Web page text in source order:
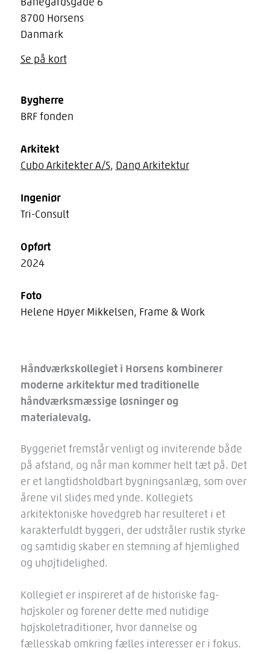
8700 Horsens
Danmark
Se på kort
Bygherre
BRF fonden
Arkitekt
Cubo Arkitekter A/S, Danø Arkitektur
Ingeniør
Tri-Consult
Opført
2024
Foto
Helene Høyer Mikkelsen, Frame & Work
Håndværkskollegiet i Horsens kombinerer
moderne arkitektur med traditionelle
håndværksmæssige løsninger og
materialevalg.
Byggeriet fremstår venligt og inviterende både
på afstand, og når man kommer helt tæt på. Det
er et langtidsholdbart bygningsanlæg, som over
årene vil slides med ynde. Kollegiets
arkitektoniske hovedgreb har resulteret i et
karakterfuldt byggeri, der udstråler rustik styrke
og samtidig skaber en stemning af hjemlighed
og uhøjtidelighed.
Kollegiet er inspireret af de historiske fag-
højskoler og forener dette med nutidige
højskoletraditioner, hvor dannelse og
fællesskab omkring fælles interesser er i fokus.